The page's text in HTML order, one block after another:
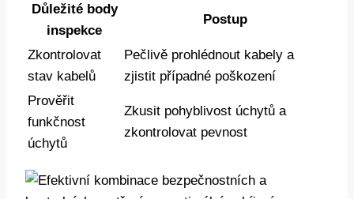
Důležité body
inspekce
Postup
Zkontrolovat
stav kabelů
Pečlivě prohlédnout kabely a
zjistit případné poškození
Prověřit
funkčnost
úchytů
Zkusit pohyblivost úchytů a
zkontrolovat pevnost